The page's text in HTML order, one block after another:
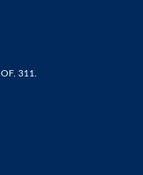
311.